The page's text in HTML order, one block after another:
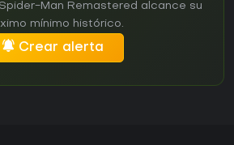
Man Remastered alcance su
mínimo histórico.
Crear alerta